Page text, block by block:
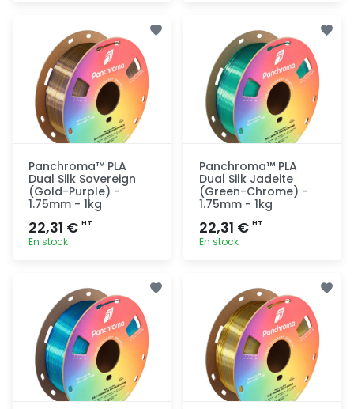
rapide
rapide
Panchroma™ PLA
Dual Silk Sovereign
(Gold-Purple) -
1.75mm - 1kg
22,31 € HT
En stock
rapide
Panchroma™ PLA
Dual Silk Jadeite
(Green-Chrome) -
1.75mm - 1kg
22,31 € HT
En stock
rapide